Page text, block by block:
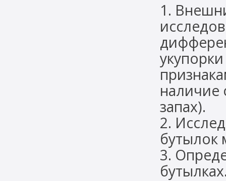
1.
наличие
запах).
2.
бутылок
3.